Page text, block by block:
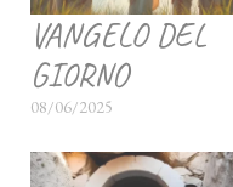
VANGELO DEL
GIORNO
08/06/2025